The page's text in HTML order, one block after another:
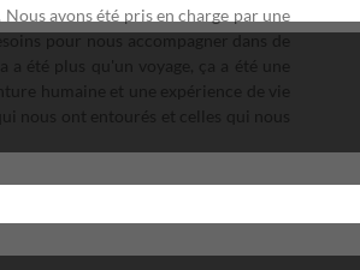
Nous avons été pris en charge par une